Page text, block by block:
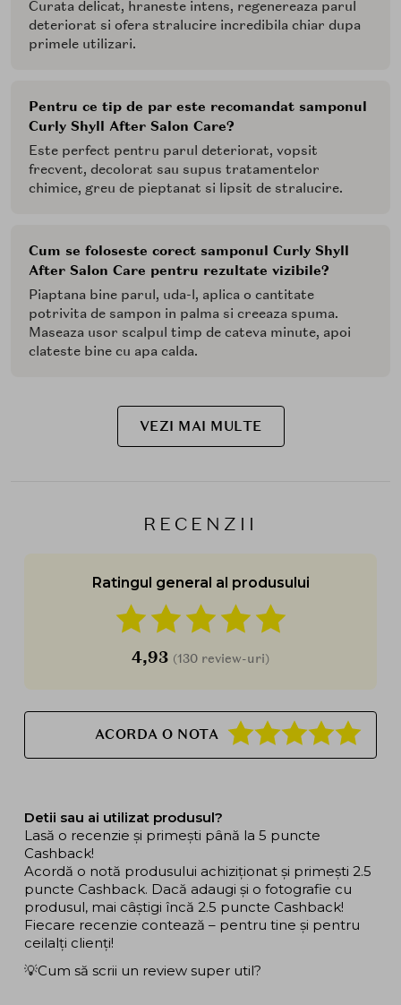
Curata delicat, hraneste intens, regenereaza parul
deteriorat si ofera stralucire incredibila chiar dupa
primele utilizari.
Pentru ce tip de par este recomandat samponul
Curly Shyll After Salon Care?
Este perfect pentru parul deteriorat, vopsit
frecvent, decolorat sau supus tratamentelor
chimice, greu de pieptanat si lipsit de stralucire.
Cum se foloseste corect samponul Curly Shyll
After Salon Care pentru rezultate vizibile?
Piaptana bine parul, uda-l, aplica o cantitate
potrivita de sampon in palma si creeaza spuma.
Maseaza usor scalpul timp de cateva minute, apoi
clateste bine cu apa calda.
VEZI MAI MULTE
RECENZII
Ratingul general al produsului
4,93 (130 review-uri)
ACORDA O NOTA
Detii sau ai utilizat produsul?
Lasă o recenzie și primești până la 5 puncte
Cashback!
Acordă o notă produsului achiziționat și primești 2.5
puncte Cashback. Dacă adaugi și o fotografie cu
produsul, mai câștigi încă 2.5 puncte Cashback!
Fiecare recenzie contează – pentru tine și pentru
ceilalți clienți!
💡Cum să scrii un review super util?